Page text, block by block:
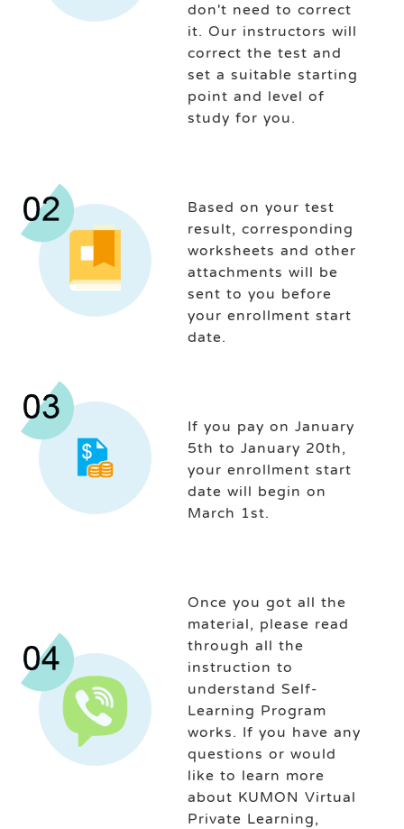
don't need to correct
it. Our instructors will
correct the test and
set a suitable starting
point and level of
study for you.
Based on your test
result, corresponding
worksheets and other
attachments will be
sent to you before
your enrollment start
date.
If you pay on January
5th to January 20th,
your enrollment start
date will begin on
March 1st.
Once you got all the
material, please read
through all the
instruction to
understand Self-
Learning Program
works. If you have any
questions or would
like to learn more
about KUMON Virtual
Private Learning,